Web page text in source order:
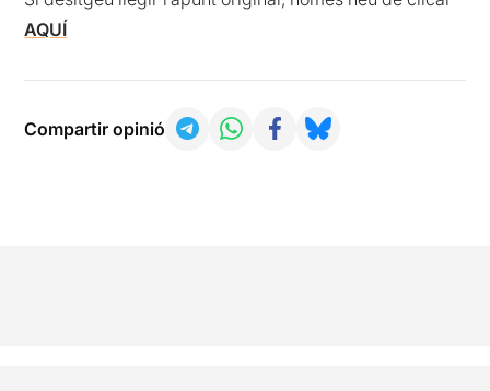
AQUÍ
Compartir opinió